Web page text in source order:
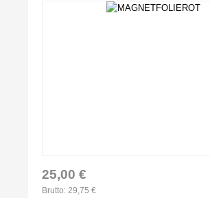
Bildergalerie überspringen
25,00 €
Brutto: 29,75 €